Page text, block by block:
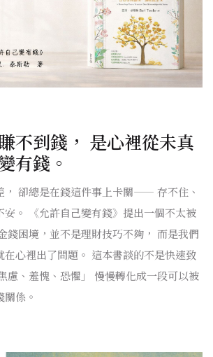
不到錢， 是心裡從未真
有錢。
， 卻總是在錢這件事上卡關—— 存不住、
安。 《允許自己變有錢》提出一個不太被
錢困境，並不是理財技巧不夠， 而是我們
在心裡出了問題。 這本書談的不是快速致
慮、羞愧、恐懼」 慢慢轉化成一段可以被
係。